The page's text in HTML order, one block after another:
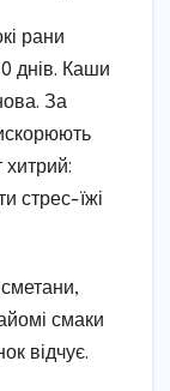
рани
днів. Каши
За
хитрий:
стрес-їжі
смаки
відчує.